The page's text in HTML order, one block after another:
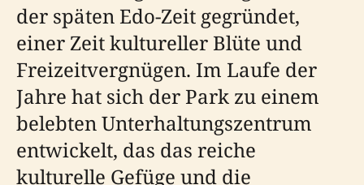
der späten Edo-Zeit gegründet,
einer Zeit kultureller Blüte und
Freizeitvergnügen. Im Laufe der
Jahre hat sich der Park zu einem
belebten Unterhaltungszentrum
entwickelt, das das reiche
kulturelle Gefüge und die